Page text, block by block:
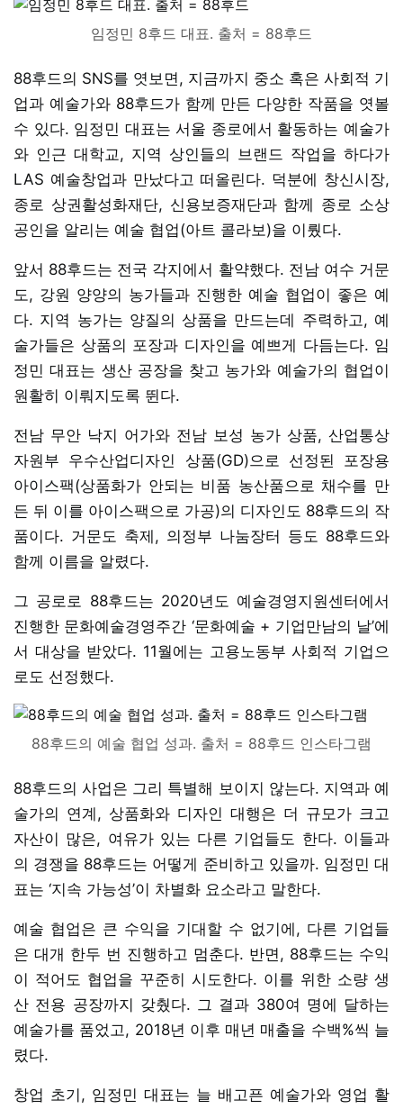
임정민 8후드 대표. 출처 = 88후드
88후드의 SNS를 엿보면, 지금까지 중소 혹은 사회적 기
업과 예술가와 88후드가 함께 만든 다양한 작품을 엿볼
수 있다. 임정민 대표는 서울 종로에서 활동하는 예술가
와 인근 대학교, 지역 상인들의 브랜드 작업을 하다가
LAS 예술창업과 만났다고 떠올린다. 덕분에 창신시장,
종로 상권활성화재단, 신용보증재단과 함께 종로 소상
공인을 알리는 예술 협업(아트 콜라보)을 이뤘다.
앞서 88후드는 전국 각지에서 활약했다. 전남 여수 거문
도, 강원 양양의 농가들과 진행한 예술 협업이 좋은 예
다. 지역 농가는 양질의 상품을 만드는데 주력하고, 예
술가들은 상품의 포장과 디자인을 예쁘게 다듬는다. 임
정민 대표는 생산 공장을 찾고 농가와 예술가의 협업이
원활히 이뤄지도록 뛴다.
전남 무안 낙지 어가와 전남 보성 농가 상품, 산업통상
자원부 우수산업디자인 상품(GD)으로 선정된 포장용
아이스팩(상품화가 안되는 비품 농산품으로 채수를 만
든 뒤 이를 아이스팩으로 가공)의 디자인도 88후드의 작
품이다. 거문도 축제, 의정부 나눔장터 등도 88후드와
함께 이름을 알렸다.
그 공로로 88후드는 2020년도 예술경영지원센터에서
진행한 문화예술경영주간 ‘문화예술 + 기업만남의 날’에
서 대상을 받았다. 11월에는 고용노동부 사회적 기업으
로도 선정했다.
88후드의 예술 협업 성과. 출처 = 88후드 인스타그램
88후드의 사업은 그리 특별해 보이지 않는다. 지역과 예
술가의 연계, 상품화와 디자인 대행은 더 규모가 크고
자산이 많은, 여유가 있는 다른 기업들도 한다. 이들과
의 경쟁을 88후드는 어떻게 준비하고 있을까. 임정민 대
표는 ‘지속 가능성’이 차별화 요소라고 말한다.
예술 협업은 큰 수익을 기대할 수 없기에, 다른 기업들
은 대개 한두 번 진행하고 멈춘다. 반면, 88후드는 수익
이 적어도 협업을 꾸준히 시도한다. 이를 위한 소량 생
산 전용 공장까지 갖췄다. 그 결과 380여 명에 달하는
예술가를 품었고, 2018년 이후 매년 매출을 수백%씩 늘
렸다.
창업 초기, 임정민 대표는 늘 배고픈 예술가와 영업 활